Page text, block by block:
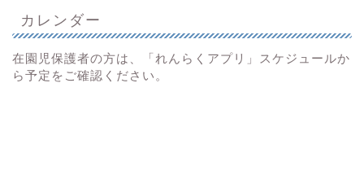
カレンダー
在園児保護者の方は、「れんらくアプリ」スケジュールか
ら予定をご確認ください。